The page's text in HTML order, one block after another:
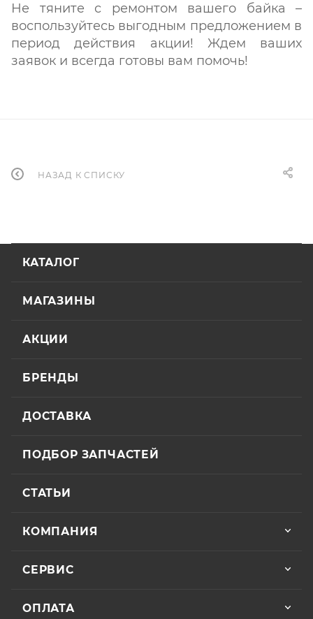
Не тяните с ремонтом вашего байка –
воспользуйтесь выгодным предложением в
период действия акции! Ждем ваших
заявок и всегда готовы вам помочь!
НАЗАД К СПИСКУ
КАТАЛОГ
МАГАЗИНЫ
АКЦИИ
БРЕНДЫ
ДОСТАВКА
ПОДБОР ЗАПЧАСТЕЙ
СТАТЬИ
КОМПАНИЯ
СЕРВИС
ОПЛАТА